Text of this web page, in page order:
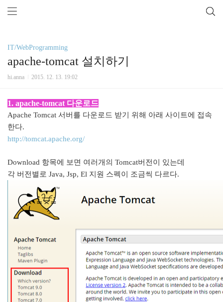
IT/WebProgramming
apache-tomcat 설치하기
hi.anna 2015. 12. 13. 19:02
1. apache-tomcat 다운로드
Apache Tomcat 서버를 다운로드 받기 위해 아래 사이트에 접속
한다.
http://tomcat.apache.org/
Download 항목에 보면 여러개의 Tomcat버전이 있는데
각 버전별로 Java, Jsp, El 지원 스펙이 조금씩 다르다.